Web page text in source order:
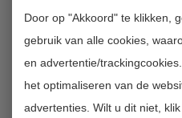
Door op "Akkoord" te klikken,
gebruik van alle cookies,
en advertentie/
het optimaliseren van de
advertenties. Wilt u dit niet,
InnoFunding B.V.
Nieuwe Gracht 7
2011 NB Haarlem
Mail:info@innofunding.nl